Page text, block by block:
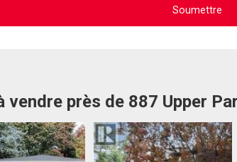
vendre près de 887 Upper